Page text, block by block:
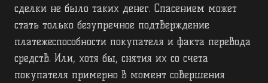
сделки не было таких денег. Спасением может
стать только безупречное подтверждение
платежеспособности покупателя и факта перевода
средств. Или, хотя бы, снятия их со счета
покупателя примерно в момент совершения